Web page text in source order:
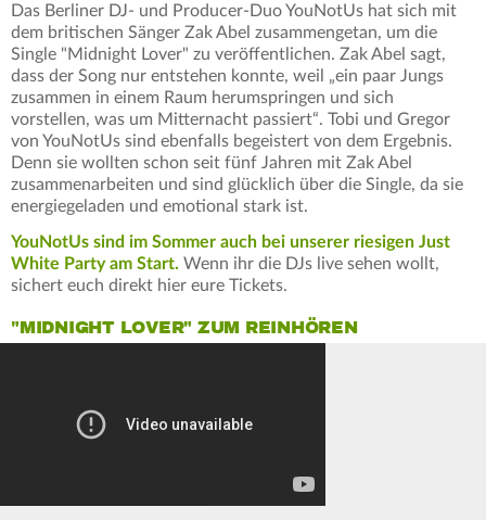
Das Berliner DJ- und Producer-Duo YouNotUs hat sich mit
dem britischen Sänger Zak Abel zusammengetan, um die
Single "Midnight Lover" zu veröffentlichen. Zak Abel sagt,
dass der Song nur entstehen konnte, weil „ein paar Jungs
zusammen in einem Raum herumspringen und sich
vorstellen, was um Mitternacht passiert“. Tobi und Gregor
von YouNotUs sind ebenfalls begeistert von dem Ergebnis.
Denn sie wollten schon seit fünf Jahren mit Zak Abel
zusammenarbeiten und sind glücklich über die Single, da sie
energiegeladen und emotional stark ist.
YouNotUs sind im Sommer auch bei unserer riesigen Just
White Party am Start. Wenn ihr die DJs live sehen wollt,
sichert euch direkt hier eure Tickets.
"MIDNIGHT LOVER" ZUM REINHÖREN